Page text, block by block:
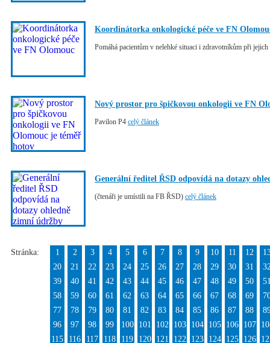
Koordinátorka onkologické péče ve FN
Pomáhá pacientům v nelehké situaci i zdravotníkům při
Nový prostor pro špičkovou onkologii ve FN
Pavilon P4 celý článek
Generální ředitel ŘSD odpovídá na dotazy
(čtenáři je umístili na FB ŘSD) celý článek
Stránka: 1 2 3 4 5 6 7 8 9 10 11 12
20
21 22 23 24 25 26 27 28 29 30 31
39
40 41 42 43 44 45 46 47 48 49 50
58
59 60 61 62 63 64 65 66 67 68 69
77
78 79 80 81 82 83 84 85 86 87 88
96
97 98 99 100 101 102 103 104 105 106 107
115
116 117 118 119 120 121 122 123 124 125 126